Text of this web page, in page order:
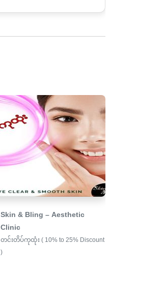
Skin & Bling – Aesthetic
Clinic
တင်းတိပ်ကုထုံး ( 10% to 25% Discount
)